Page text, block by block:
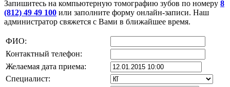
Запишитесь на компьютерную томографию зубов по номеру 8
(812) 49 49 100 или заполните форму онлайн-записи. Наш
администратор свяжется с Вами в ближайшее время.
ФИО:
Контактный телефон:
Желаемая дата приема:
Специалист: